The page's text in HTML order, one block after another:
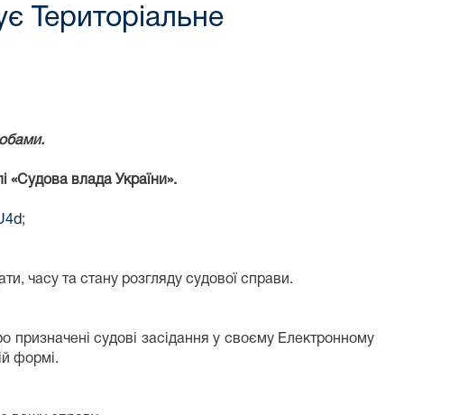
Територіальне
«Судова влада України».
;
часу та стану розгляду судової справи.
судові засідання у своєму Електронному
формі.